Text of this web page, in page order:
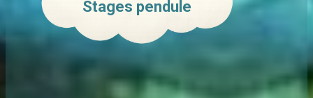
Stages pendule